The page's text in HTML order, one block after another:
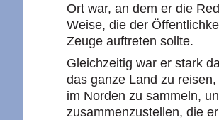
Ort war, an dem er die
Weise, die der
Zeuge auftreten sollte.
Gleichzeitig war er stark
das ganze Land zu
im Norden zu sammeln,
zusammenzustellen, die